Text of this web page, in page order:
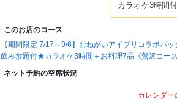
カラオケ3時間
このお店のコース
【期間限定 7/17～9/6】おねがいアイプリコラボパ
飲み放題付★カラオケ3時間＋お料理7品《贅沢コー
ネット予約の空席状況
カレンダー